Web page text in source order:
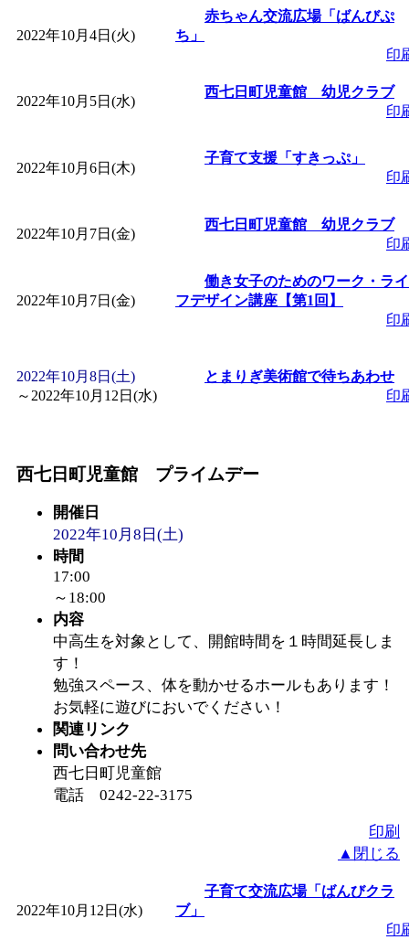
間：2026/07/13～2026/
子育て交流広場「
間：2026/08/10～
「赤ちゃん子育て講
付期間：2026/08/10～
赤ちゃん子育て講
付期間：2026/08/10～
「まだまだ暑い！コ
ットせよ！」 受付期
「皆鶴姫のこびる塾
～」 受付期間：～
「子育て交流広場「
間：2026/08/10～
「赤ちゃん交流広場
間：2026/08/10～
みなづる号乗車体
」
「堂島地区歴史ウオ
2022年10月4日(火)
赤ちゃん交流広場「ばんびぷ
ち」
印
2022年10月5日(水)
西七日町児童館 幼児クラブ
印
2022年10月6日(木)
子育て支援「すきっぷ」
印
2022年10月7日(金)
西七日町児童館 幼児クラブ
印
2022年10月7日(金)
働き女子のためのワーク・ライ
フデザイン講座【第1回】
印
2022年10月8日(土)
～ 2022年10月12日(水)
とまりぎ美術館で待ちあわせ
印
西七日町児童館 プライムデー
開催日
2022年10月8日(土)
時間
17:00
～18:00
内容
中高生を対象として、開館時間を１時間延長しま
す！
勉強スペース、体を動かせるホールもあります！
お気軽に遊びにおいでください！
関連リンク
問い合わせ先
西七日町児童館
電話 0242-22-3175
印刷
▲閉じる
2022年10月12日(水)
子育て交流広場「ばんびクラ
ブ」
印